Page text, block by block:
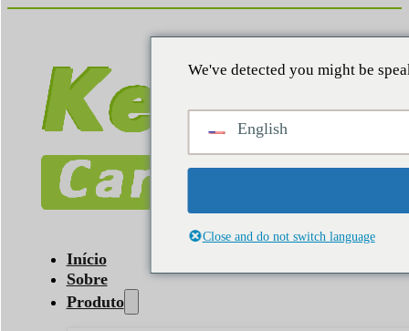
Início
Sobre
Produto
We've detected you might be
English
Close and do not switch language